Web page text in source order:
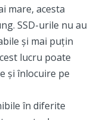
mare, acesta
SSD-urile nu au
și mai puțin
lucru poate
și înlocuire pe
în diferite